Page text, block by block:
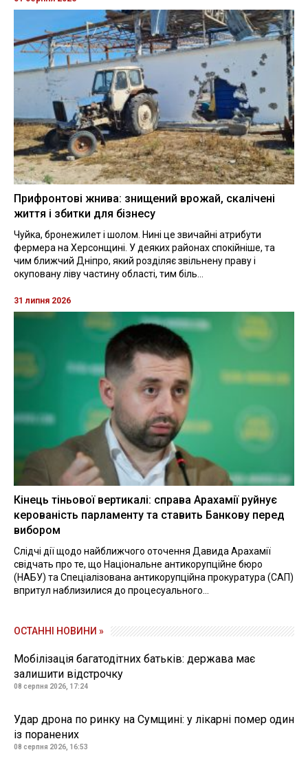
Прифронтові жнива: знищений врожай, скалічені
життя і збитки для бізнесу
Чуйка, бронежилет і шолом. Нині це звичайні атрибути
фермера на Херсонщині. У деяких районах спокійніше, та
чим ближчий Дніпро, який розділяє звільнену праву і
окуповану ліву частину області, тим біль...
31 липня 2026
Кінець тіньової вертикалі: справа Арахамії руйнує
керованість парламенту та ставить Банкову перед
вибором
Слідчі дії щодо найближчого оточення Давида Арахамії
свідчать про те, що Національне антикорупційне бюро
(НАБУ) та Спеціалізована антикорупційна прокуратура (САП)
впритул наблизилися до процесуального...
ОСТАННІ НОВИНИ »
Мобілізація багатодітних батьків: держава має
залишити відстрочку
08 серпня 2026, 17:24
Удар дрона по ринку на Сумщині: у лікарні помер один
із поранених
08 серпня 2026, 16:53